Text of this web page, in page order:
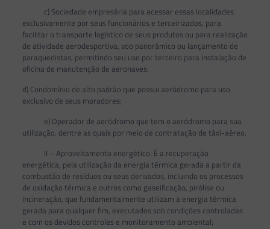
c) Sociedade empresária para acessar essas localidades
exclusivamente por seus funcionários e terceirizados, para
facilitar o transporte logístico de seus produtos ou para realização
de atividade aerodesportiva, voo panorâmico ou lançamento de
paraquedistas, permitindo seu uso por terceiro para instalação de
oficina de manutenção de aeronaves;
d) Condomínio de alto padrão que possui aeródromo para uso
exclusivo de seus moradores;
e) Operador de aeródromo que tem o aeródromo para sua
utilização, dentre as quais por meio de contratação de táxi-aéreo.
II – Aproveitamento energético: É a recuperação
energética, pela utilização da energia térmica gerada a partir da
combustão de resíduos ou seus derivados, incluindo os processos
de oxidação térmica e outros como gaseificação, pirólise ou
incineração, que fundamentalmente utilizam a energia térmica
gerada para qualquer fim, executados sob condições controladas
e com os devidos controles e monitoramento ambiental;